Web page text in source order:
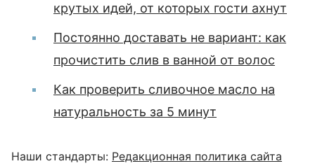
крутых идей, от которых гости ахнут
Постоянно доставать не вариант: как
прочистить слив в ванной от волос
Как проверить сливочное масло на
натуральность за 5 минут
Наши стандарты: Редакционная политика сайта